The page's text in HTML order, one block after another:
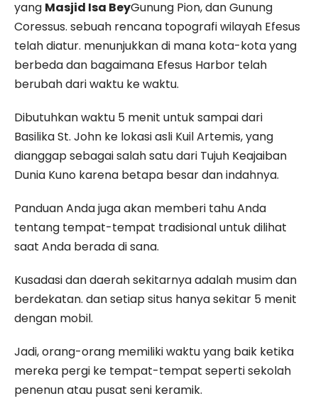
yang Masjid Isa BeyGunung Pion, dan Gunung
Coressus. sebuah rencana topografi wilayah Efesus
telah diatur. menunjukkan di mana kota-kota yang
berbeda dan bagaimana Efesus Harbor telah
berubah dari waktu ke waktu.
Dibutuhkan waktu 5 menit untuk sampai dari
Basilika St. John ke lokasi asli Kuil Artemis, yang
dianggap sebagai salah satu dari Tujuh Keajaiban
Dunia Kuno karena betapa besar dan indahnya.
Panduan Anda juga akan memberi tahu Anda
tentang tempat-tempat tradisional untuk dilihat
saat Anda berada di sana.
Kusadasi dan daerah sekitarnya adalah musim dan
berdekatan. dan setiap situs hanya sekitar 5 menit
dengan mobil.
Jadi, orang-orang memiliki waktu yang baik ketika
mereka pergi ke tempat-tempat seperti sekolah
penenun atau pusat seni keramik.